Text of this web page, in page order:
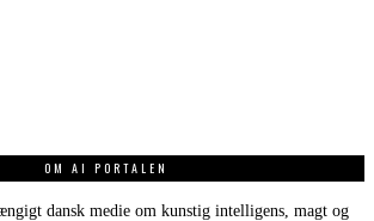
OM AI PORTALEN
dansk medie om kunstig intelligens, magt og